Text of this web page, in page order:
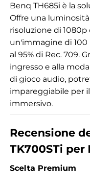
Benq TH685i è la
Offre una
risoluzione di
un'immagine di 100
al 95% di Rec. 709.
ingresso e alla
di gioco audio,
impareggiabile per
immersivo.
Recensione
TK700STi
Scelta Premium